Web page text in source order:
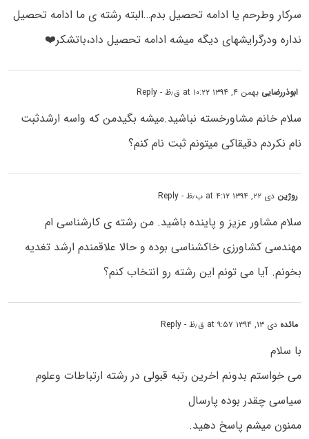
سرکار وطرحم یا ادامه تحصیل بدم…البته رشته ی ما ادامه تحصیل
نداره ودرگرایشهای دیگه میشه ادامه تحصیل داد،باتشکر❤️
ابوذررضایی بهمن ۴, ۱۳۹۴ at ۱۰:۲۲ ق٫ظ - Reply
سلام خانم مشاورخسته نباشید.میشه بگیدمن که واسه ارشدثبت
نام نکردم دقیقاکی میتونم ثبت نام کنم؟
روژین دی ۲۲, ۱۳۹۴ at ۴:۱۲ ب٫ظ - Reply
سلام مشاور عزیز و پاینده باشید. من رشته ی کارشناسی ام
مهندسی کشاورزی خاکشناسی بوده و حالا علاقمندم ارشد تغدیه
بخونم. آیا می تونم این رشته رو انتخاب کنم؟
مائده دی ۱۳, ۱۳۹۴ at ۹:۵۷ ق٫ظ - Reply
با سلام
می خواستم بدونم اخرین رتبه قبولی در رشته ارتباطات وعلوم
سیاسی چقدر بوده پارسال
ممنون میشم پاسخ دهید.